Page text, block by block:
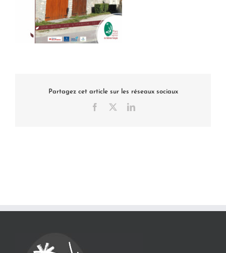
Partagez cet article sur les réseaux sociaux
Facebook LinkedIn